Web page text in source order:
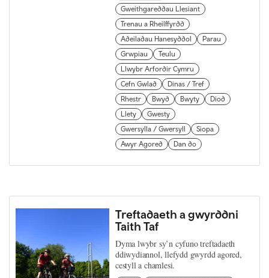
Gweithgareddau Llesiant
Trenau a Rheilffyrdd
Adeiladau Hanesyddol
Parau
Grwpiau
Teulu
Llwybr Arfordir Cymru
Cefn Gwlad
Dinas / Tref
Rhestr
Bwyd Bwyty
Diod
Llety
Gwesty
Gwersylla / Gwersyll
Siopa
Awyr Agored
Dan do
Treftadaeth a gwyrddni
Taith Taf
Dyma lwybr sy’n cyfuno treftadaeth
ddiwydiannol, llefydd gwyrdd agored,
cestyll a chamlesi.